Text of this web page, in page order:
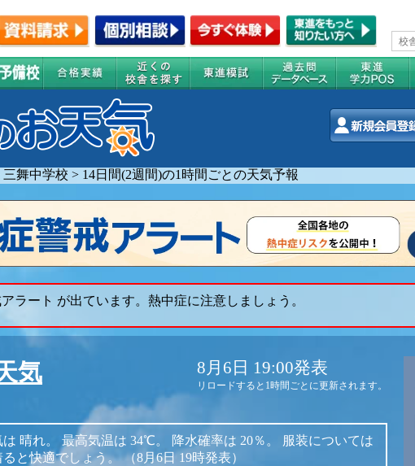
三舞中学校 > 14日間(2週間)の1時間ごとの天気予報
ラート が出ています。熱中症に注意しましょう。
気 8月6日 19:00発表
リロードすると1時間ごとに更新されます。
は 晴れ。 最高気温は 34℃。 降水確率は 20％。
服装については
ると快適でしょう。（8月6日 19時発表）